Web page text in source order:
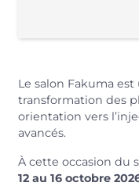
Le salon Fakuma
transformation des
orientation vers
avancés.
À cette occasion du
12 au 16 octobre